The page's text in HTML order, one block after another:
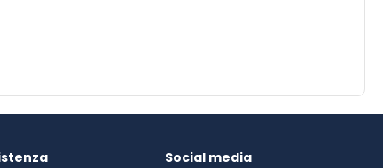
Social media